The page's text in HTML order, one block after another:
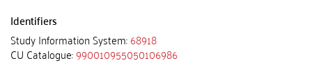
Identifiers
Study Information System:68918
CU Catalogue:990010955050106986